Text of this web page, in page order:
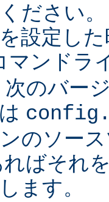
ださい
設定し
マンドラ
次のバー
のソー
ればそれ
ます。